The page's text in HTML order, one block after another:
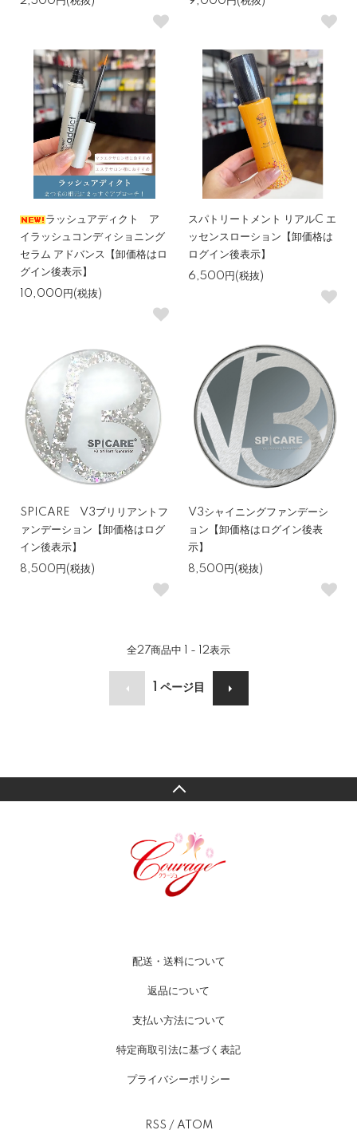
ラッシュアディクト ア
イラッシュコンディショニング
セラム アドバンス【卸価格はロ
グイン後表示】
10,000円(税抜)
スパトリートメント リアルC エ
ッセンスローション【卸価格は
ログイン後表示】
6,500円(税抜)
SPICARE V3ブリリアントフ
ァンデーション【卸価格はログ
イン後表示】
8,500円(税抜)
V3シャイニングファンデーシ
ョン【卸価格はログイン後表
示】
8,500円(税抜)
全27商品中 1 - 12表示
ページ目
配送・送料について
返品について
支払い方法について
特定商取引法に基づく表記
プライバシーポリシー
RSS / ATOM